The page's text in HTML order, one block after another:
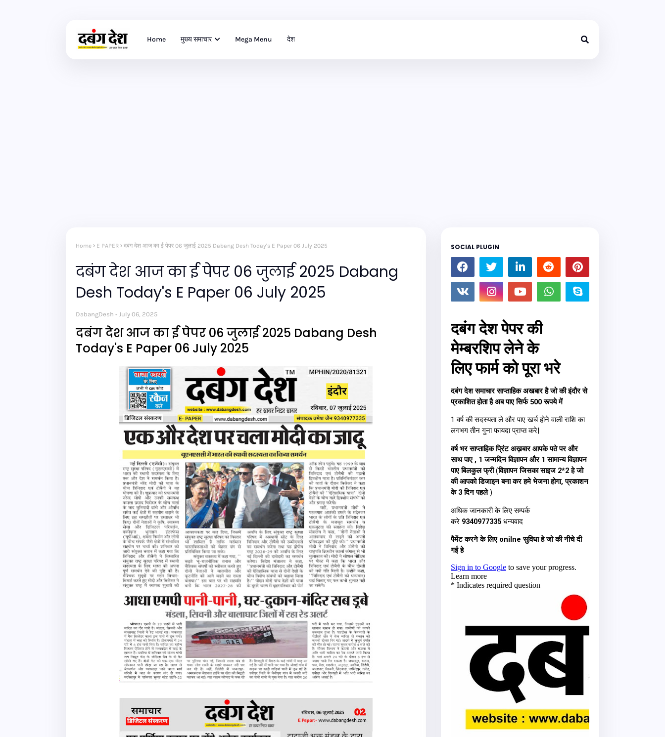
Home मुख्य समाचार Mega Menu देश
Home E PAPER दबंग देश आज का ई पेपर 06 जुलाई 2025 Dabang Desh Today's E Paper 06 July 2025
दबंग देश आज का ई पेपर 06 जुलाई 2025 Dabang
Desh Today's E Paper 06 July 2025
DabangDesh July 06, 2025
दबंग देश आज का ई पेपर 06 जुलाई 2025 Dabang Desh
Today's E Paper 06 July 2025
SOCIAL PLUGIN